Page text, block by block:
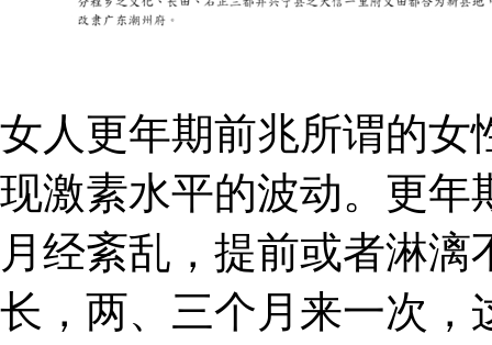
女人更年期前兆所谓的女
现激素水平的波动。更年
月经紊乱，提前或者淋
长，两、三个月来一次，